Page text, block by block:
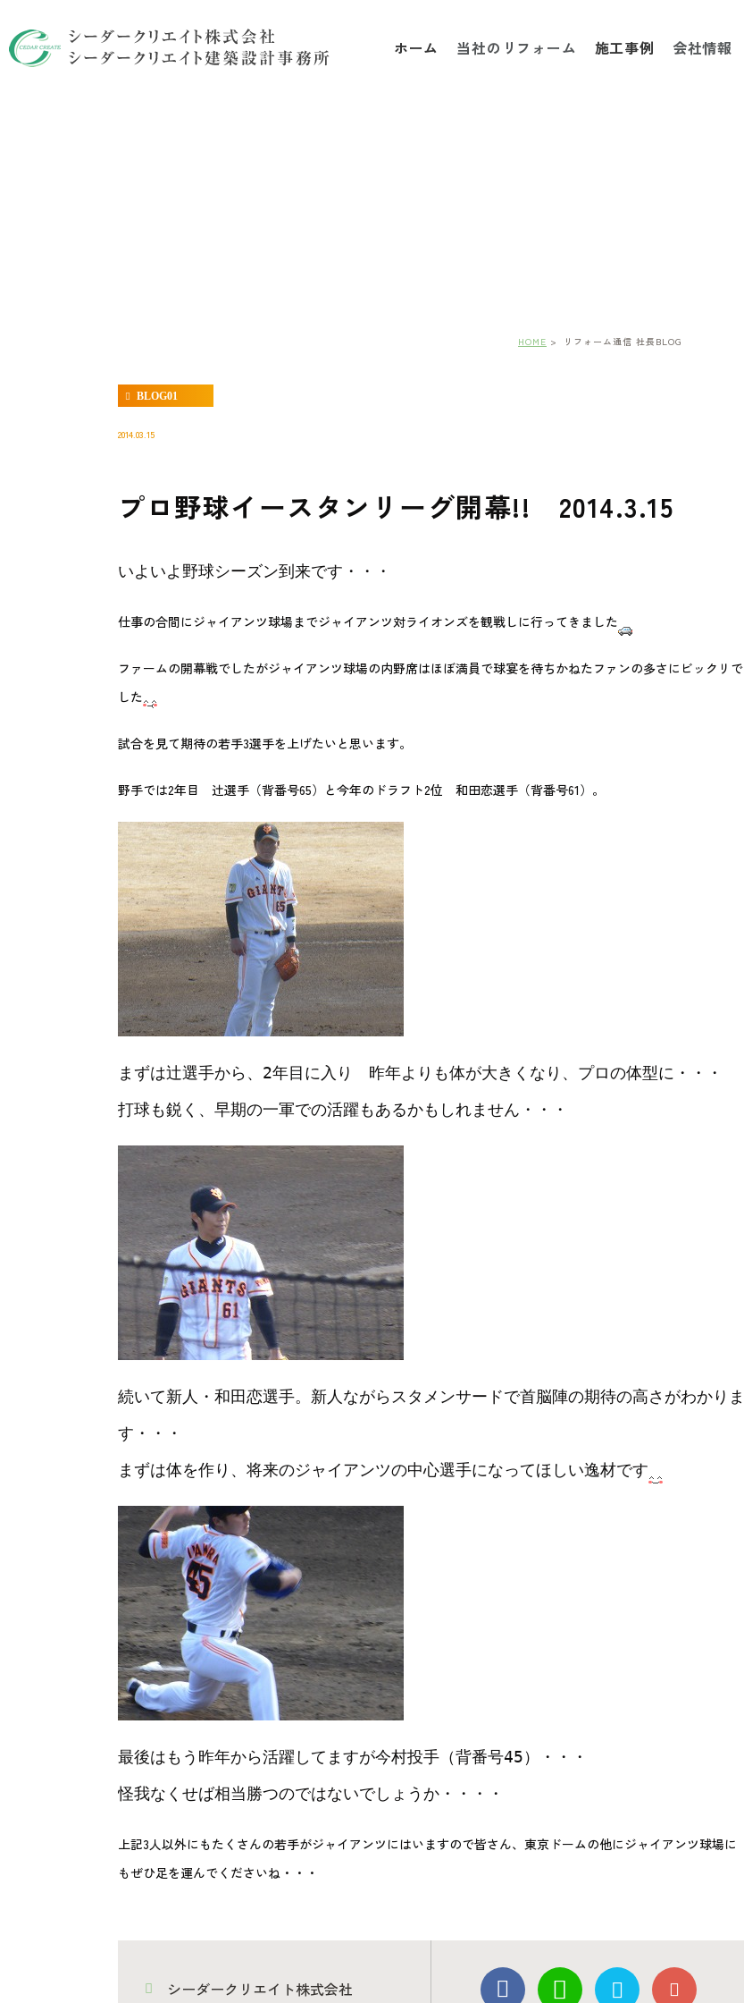
ホーム 当社のリフォーム 施工事例 会社情報
HOME リフォーム通信 社長BLOG
BLOG01
2014.03.15
プロ野球イースタンリーグ開幕!! 2014.3.15
いよいよ野球シーズン到来です・・・
仕事の合間にジャイアンツ球場までジャイアンツ対ライオンズを観戦しに行ってきました
ファームの開幕戦でしたがジャイアンツ球場の内野席はほぼ満員で球宴を待ちかねたファンの多さにビックリで
した
試合を見て期待の若手3選手を上げたいと思います。
野手では2年目 辻選手（背番号65）と今年のドラフト2位 和田恋選手（背番号61）。
まずは辻選手から、2年目に入り 昨年よりも体が大きくなり、プロの体型に・・・
打球も鋭く、早期の一軍での活躍もあるかもしれません・・・
続いて新人・和田恋選手。新人ながらスタメンサードで首脳陣の期待の高さがわかりま
す・・・
まずは体を作り、将来のジャイアンツの中心選手になってほしい逸材です
最後はもう昨年から活躍してますが今村投手（背番号45）・・・
怪我なくせば相当勝つのではないでしょうか・・・・
上記3人以外にもたくさんの若手がジャイアンツにはいますので皆さん、東京ドームの他にジャイアンツ球場に
もぜひ足を運んでくださいね・・・
シーダークリエイト株式会社